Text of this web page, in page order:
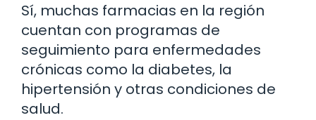
Sí, muchas farmacias en la región
cuentan con programas de
seguimiento para enfermedades
crónicas como la diabetes, la
hipertensión y otras condiciones de
salud.